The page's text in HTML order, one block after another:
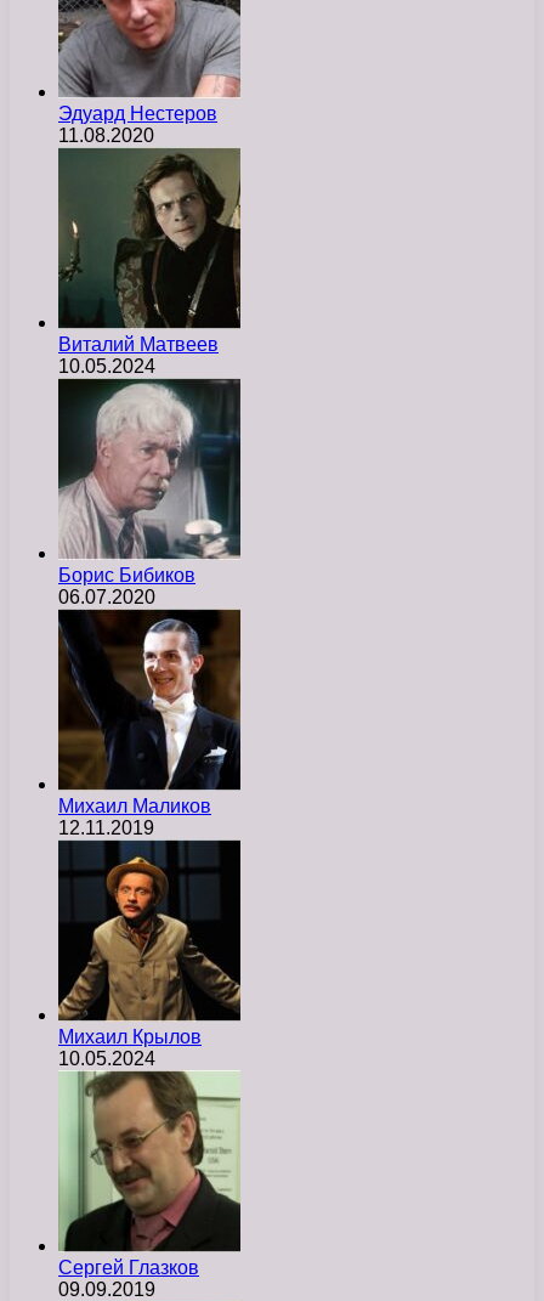
Эдуард Нестеров
11.08.2020
Виталий Матвеев
10.05.2024
Борис Бибиков
06.07.2020
Михаил Маликов
12.11.2019
Михаил Крылов
10.05.2024
Сергей Глазков
09.09.2019